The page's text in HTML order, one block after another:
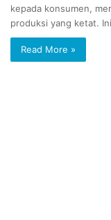
kepada konsumen,
produksi yang ketat.
Read More »